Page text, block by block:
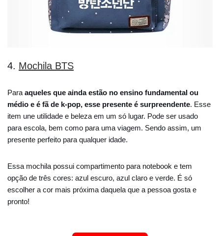
4. Mochila BTS
Para aqueles que ainda estão no ensino fundamental ou
médio e é fã de k-pop, esse presente é surpreendente. Esse
item une utilidade e beleza em um só lugar. Pode ser usado
para escola, bem como para uma viagem. Sendo assim, um
presente perfeito para qualquer idade.
Essa mochila possui compartimento para notebook e tem
opção de três cores: azul escuro, azul claro e verde. É só
escolher a cor mais próxima daquela que a pessoa gosta e
pronto!